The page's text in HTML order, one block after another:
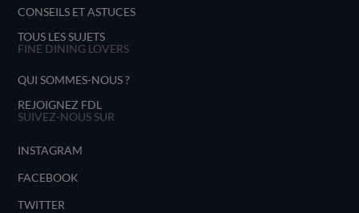
CONSEILS ET ASTUCES
TOUS LES SUJETS
FINE DINING LOVERS
QUI SOMMES-NOUS ?
REJOIGNEZ FDL
SUIVEZ-NOUS SUR
INSTAGRAM
FACEBOOK
TWITTER